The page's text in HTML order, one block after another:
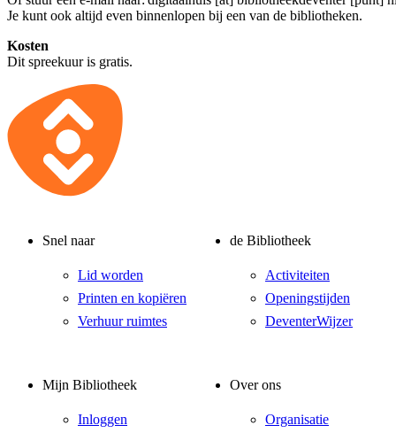
Je kunt ook altijd even binnenlopen bij een van de bibliotheken.
Kosten
Dit spreekuur is gratis.
Snel naar
Lid worden
Printen en kopiëren
Verhuur ruimtes
de Bibliotheek
Activiteiten
Openingstijden
DeventerWijzer
Mijn Bibliotheek
Inloggen
Over ons
Organisatie